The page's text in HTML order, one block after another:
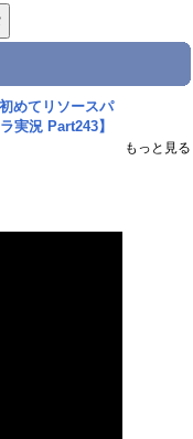
めてリソースパ
実況 Part243】
もっと見る